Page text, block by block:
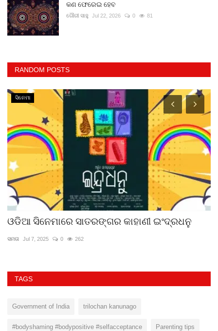
କଣ ଫେରେଇ ହେବ
ଗୌରୀ ସାହୁ Jul 22, 2026 0 81
RANDOM POSTS
ସିନେମା
ଓଡିଆ ସିନେମାରେ ସାତରଙ୍ଗର କାହାଣୀ ଇଂଦ୍ରଧନୁ
ସମତା Jul 7, 2025 0 262
TAGS
Government of India trilochan kanunago
#bodyshaming #bodypositive #selfacceptance Parenting tips